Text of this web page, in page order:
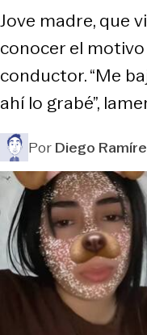
Jove madre, que
conocer el
conductor. “Me
ahí lo grabé”,
PorDiego